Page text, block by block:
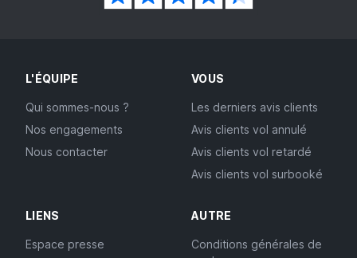
L'ÉQUIPE
Qui sommes-nous ?
Nos engagements
Nous contacter
VOUS
Les derniers avis clients
Avis clients vol annulé
Avis clients vol retardé
Avis clients vol surbooké
LIENS
Espace presse
AUTRE
Conditions générales de